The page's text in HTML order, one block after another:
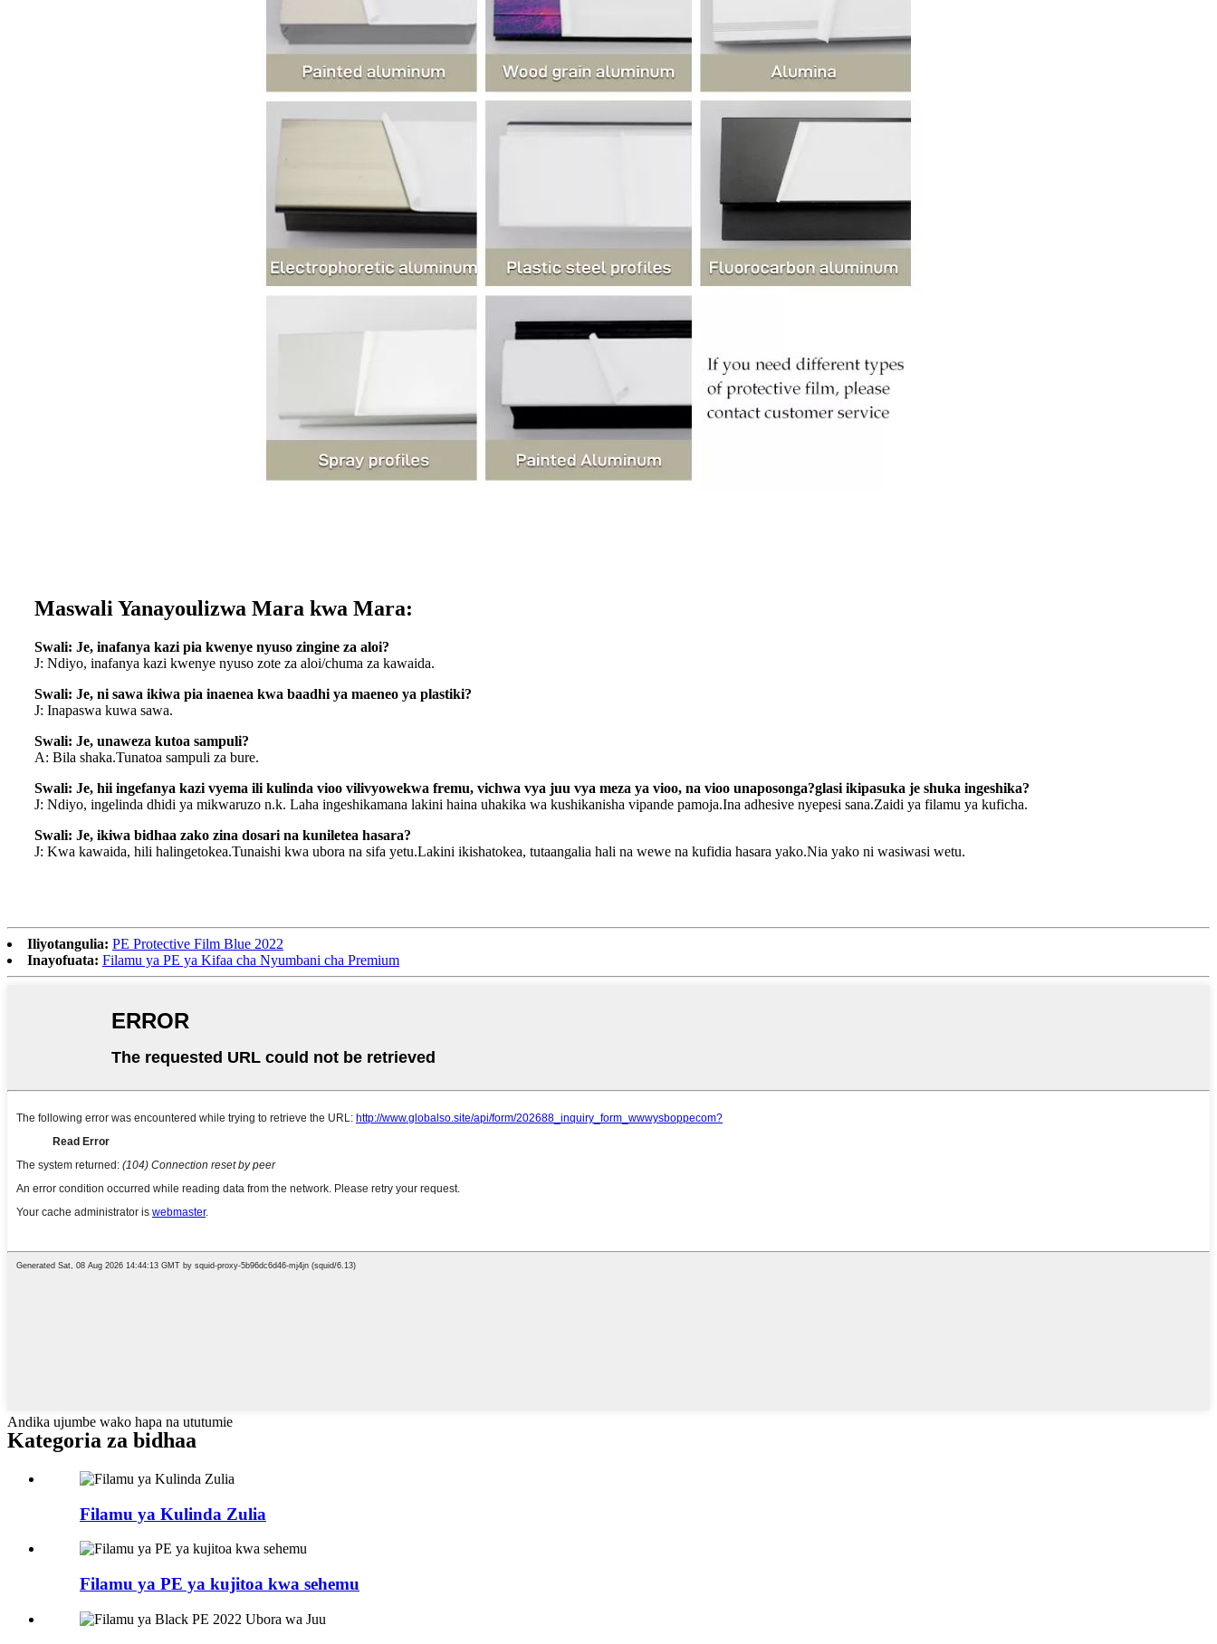
Maswali Yanayoulizwa Mara kwa Mara:
Swali: Je, inafanya kazi pia kwenye nyuso zingine za aloi?
J: Ndiyo, inafanya kazi kwenye nyuso zote za aloi/chuma za kawaida.
Swali: Je, ni sawa ikiwa pia inaenea kwa baadhi ya maeneo ya plastiki?
J: Inapaswa kuwa sawa.
Swali: Je, unaweza kutoa sampuli?
A: Bila shaka.Tunatoa sampuli za bure.
Swali: Je, hii ingefanya kazi vyema ili kulinda vioo vilivyowekwa fremu, vichwa vya juu vya meza ya vioo, na vioo unaposonga?glasi ikipasuka je shuka ingeshika?
J: Ndiyo, ingelinda dhidi ya mikwaruzo n.k. Laha ingeshikamana lakini haina uhakika wa kushikanisha vipande pamoja.Ina adhesive nyepesi sana.Zaidi ya filamu ya kuficha.
Swali: Je, ikiwa bidhaa zako zina dosari na kuniletea hasara?
J: Kwa kawaida, hili halingetokea.Tunaishi kwa ubora na sifa yetu.Lakini ikishatokea, tutaangalia hali na wewe na kufidia hasara yako.Nia yako ni wasiwasi wetu.
Iliyotangulia: PE Protective Film Blue 2022
Inayofuata: Filamu ya PE ya Kifaa cha Nyumbani cha Premium
Andika ujumbe wako hapa na ututumie
Kategoria za bidhaa
Filamu ya Kulinda Zulia
Filamu ya PE ya kujitoa kwa sehemu